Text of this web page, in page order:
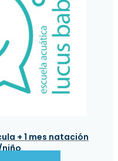
+ 1 mes natación